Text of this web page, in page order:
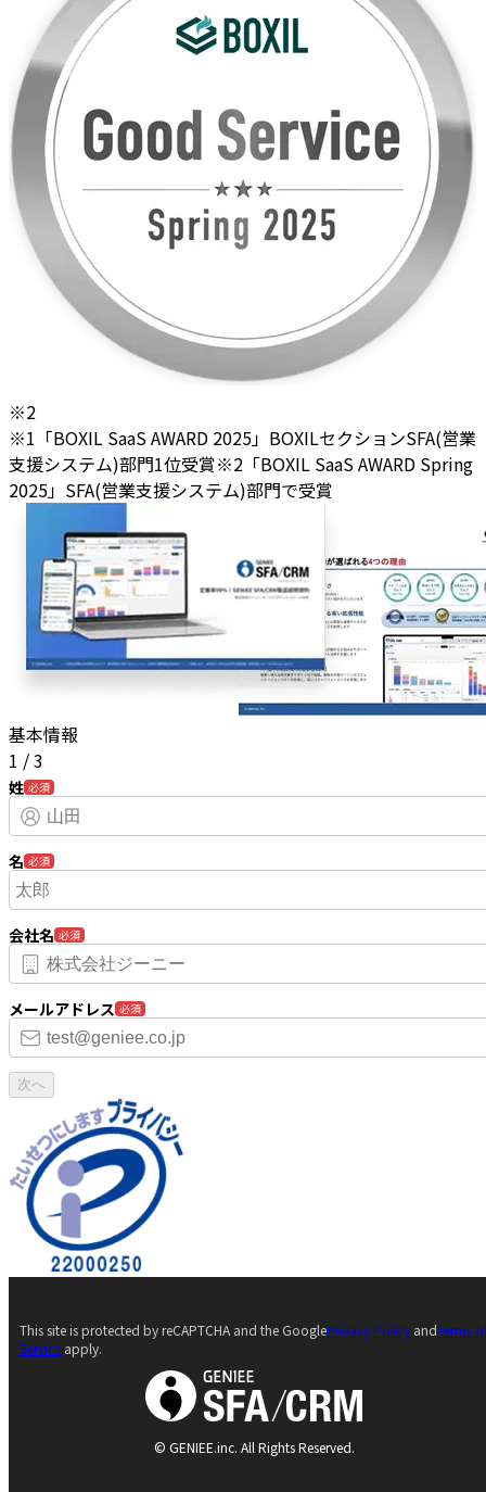
※2
※1「BOXIL SaaS AWARD 2025」BOXILセクションSFA(営業
支援システム)部門1位受賞※2「BOXIL SaaS AWARD Spring
2025」SFA(営業支援システム)部門で受賞
基本情報
1 /3
姓 必須
名 必須
会社名 必須
メールアドレス 必須
次へ
© GENIEE.inc. All Rights Reserved.
This site is protected by reCAPTCHA and the GooglePrivacy Policy andTerms
Service apply.